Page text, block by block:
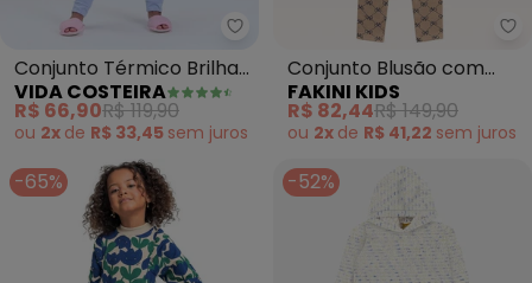
Conjunto Térmico Brilha
no Love Day (Azul)
VIDA COSTEIRA
R$ 66,90R$ 119,90
ou 2x de R$ 33,45 sem juros
Conjunto Blusão com
Capuz e Legging (Azul)
FAKINI KIDS
R$ 82,44R$ 149,90
ou 2x de R$ 41,22 sem juros
-65% -52%